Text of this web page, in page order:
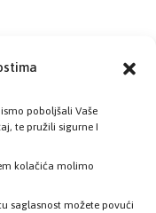
poboljšali Vaše
te pružili sigurne I
kolačića molimo
saglasnost možete povući